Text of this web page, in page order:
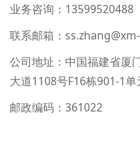
业务咨询：13599520488
联系邮箱：
公司地址：中国福建省厦
大道1108号F16栋901-1单
邮政编码：361022